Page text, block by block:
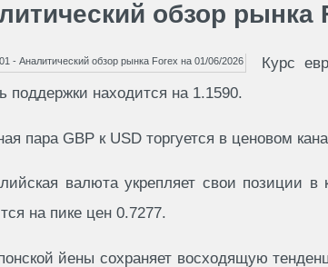
обзор рынка
Курс
поддержки находится на 1.1590.
пара GBP к USD торгуется в ценовом
валюта укрепляет свои позиции в
на пике цен 0.7277.
йены сохраняет восходящую